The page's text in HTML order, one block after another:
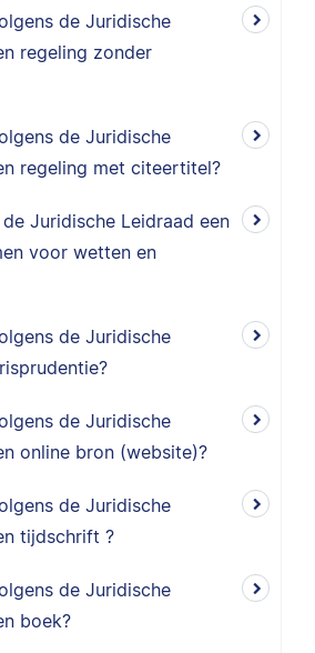
de Juridische
regeling zonder
de Juridische
regeling met citeertitel?
Juridische Leidraad een
voor wetten en
de Juridische
de Juridische
online bron (website)?
de Juridische
tijdschrift ?
de Juridische
boek?